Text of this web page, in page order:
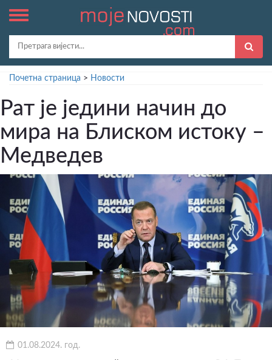
Почетна страница > Новости
Рат је једини начин до
мира на Блиском истоку –
Медведев
01.08.2024. год.